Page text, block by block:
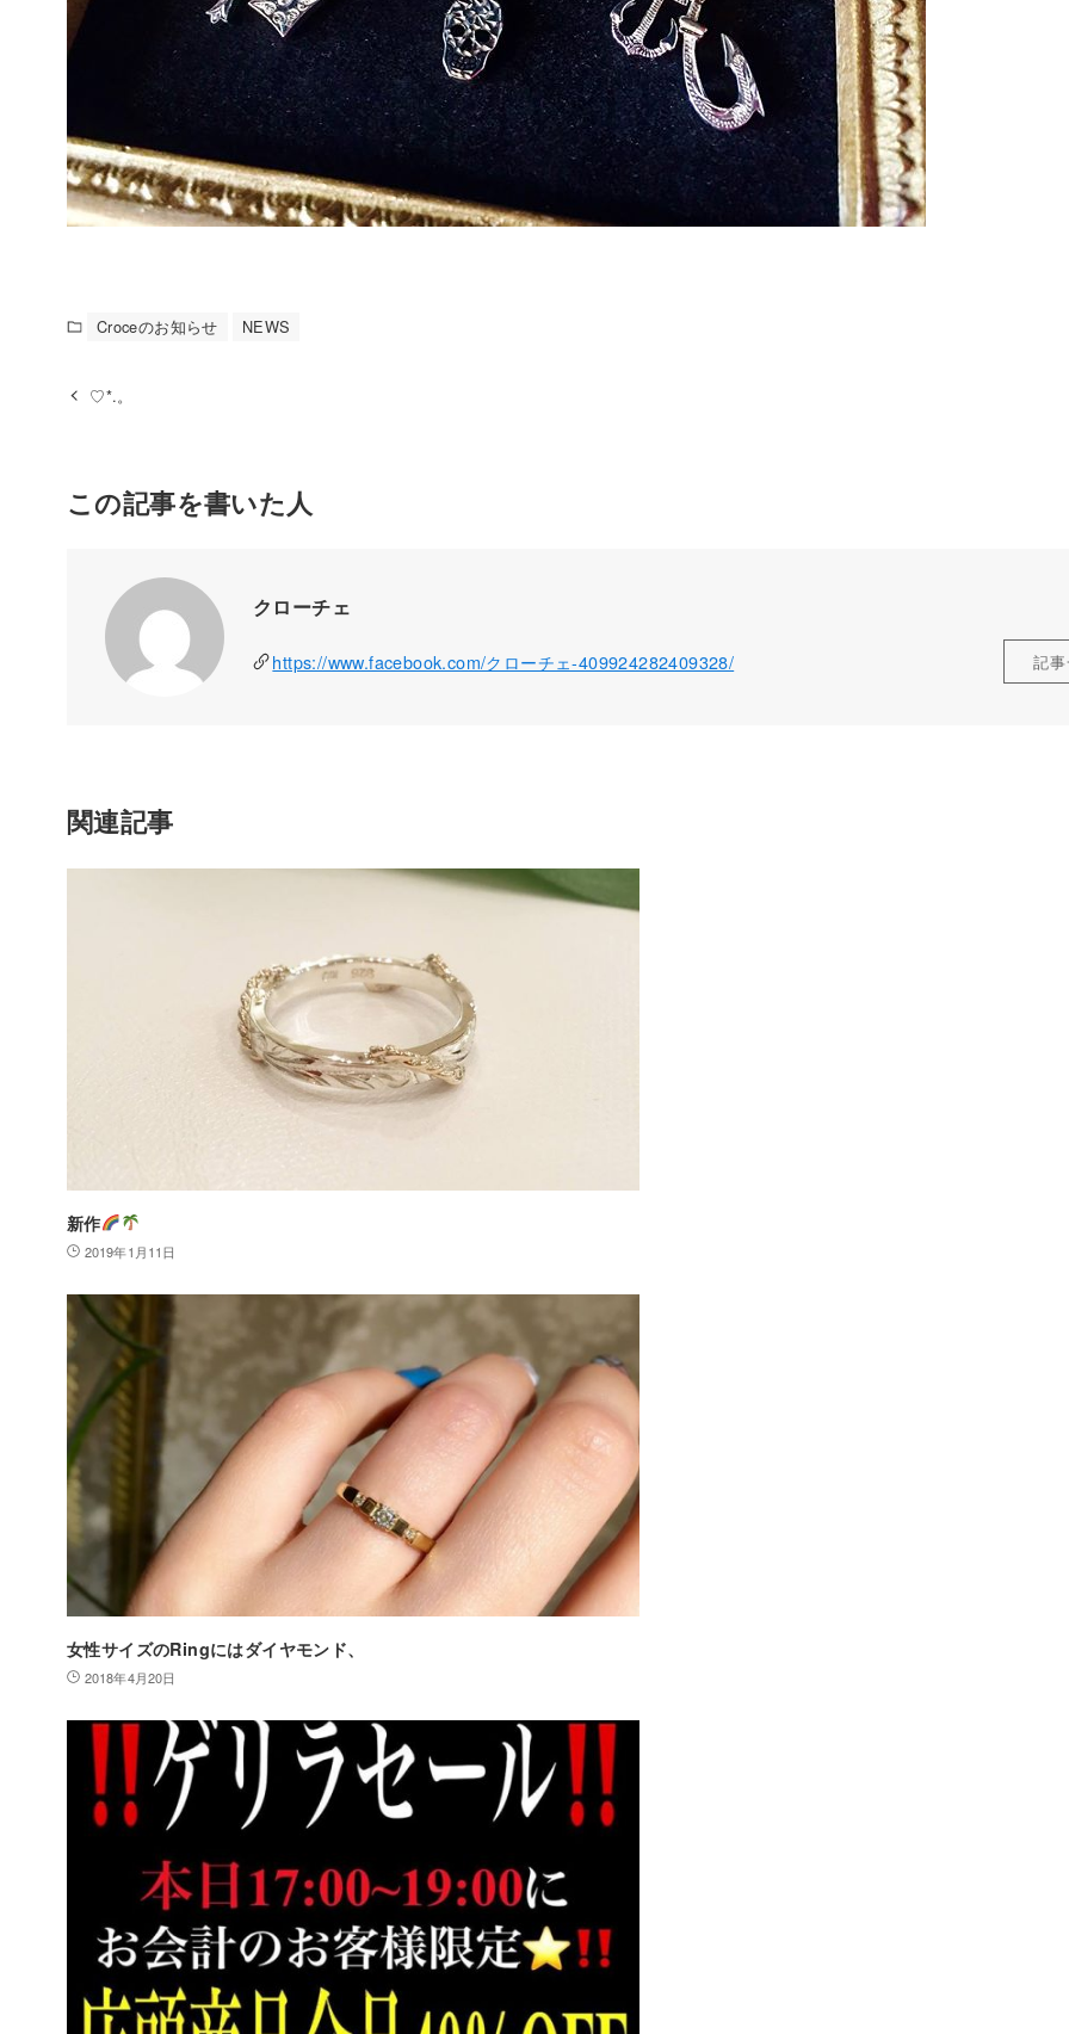
Croceのお知らせ NEWS
♡*.。
この記事を書いた人
クローチェ
https://www.facebook.com/クローチェ-409924282409328/ 記
関連記事
新作
2019年1月11日
女性サイズのRingにはダイヤモンド、
2018年4月20日